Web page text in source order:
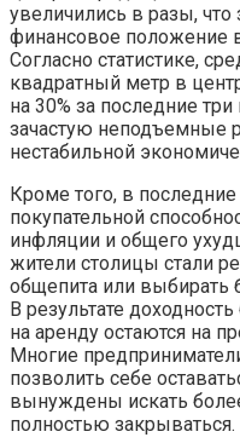
увеличились в разы, что
финансовое положение
Согласно статистике,
квадратный метр в
на 30% за последние
зачастую неподъемные
нестабильной
Кроме того, в
покупательной
инфляции и общего
жители столицы стали
общепита или выбирать
В результате
на аренду остаются на
Многие
позволить себе
вынуждены искать
полностью закрываться.